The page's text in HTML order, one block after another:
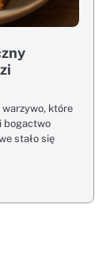
warzywo, które
bogactwo
stało się